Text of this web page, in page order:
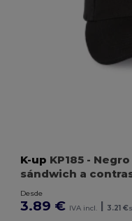
K-up KP185 - Negro
sándwich a
Desde
3.89 € IVA incl. 3.21 €